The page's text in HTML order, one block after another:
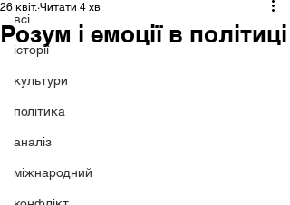
всі
історії
культури
політика
аналіз
міжнародний
Розум і емоції в політиці
26 квіт. Читати 4 хв